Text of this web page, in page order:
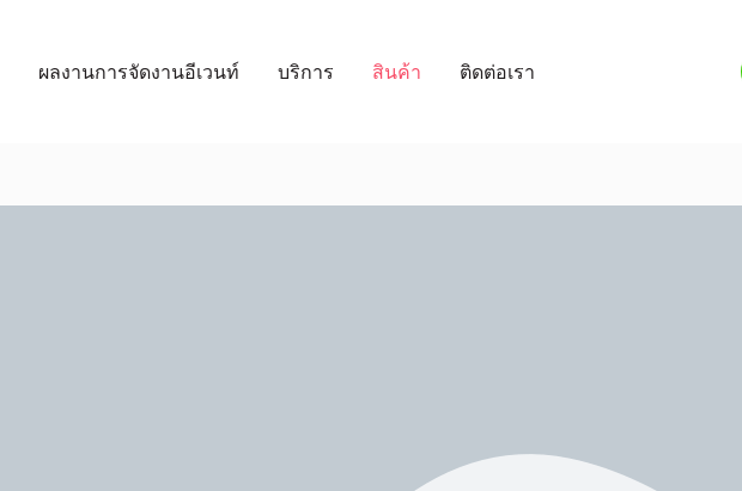
ผลงานการจัดงานอีเวนท์ บริการ สินค้า ติดต่อเรา